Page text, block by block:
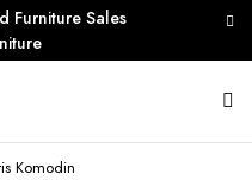
Furniture Sales
Komodin